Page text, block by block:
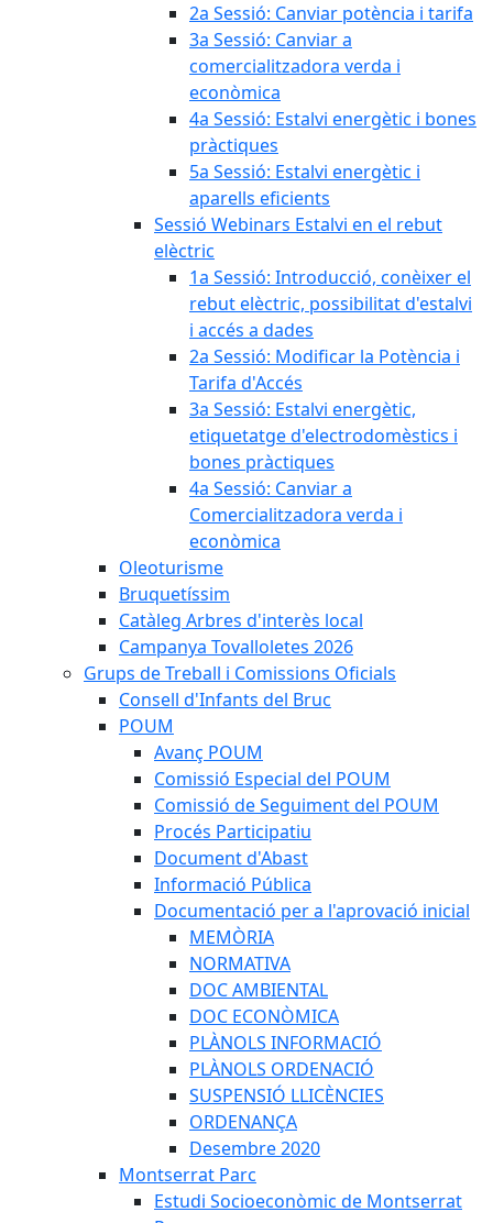
2a Sessió: Canviar potència i tarifa
3a Sessió: Canviar a
comercialitzadora verda i
econòmica
4a Sessió: Estalvi energètic i bones
pràctiques
5a Sessió: Estalvi energètic i
aparells eficients
Sessió Webinars Estalvi en el rebut
elèctric
1a Sessió: Introducció, conèixer el
rebut elèctric, possibilitat d'estalvi
i accés a dades
2a Sessió: Modificar la Potència i
Tarifa d'Accés
3a Sessió: Estalvi energètic,
etiquetatge d'electrodomèstics i
bones pràctiques
4a Sessió: Canviar a
Comercialitzadora verda i
econòmica
Oleoturisme
Bruquetíssim
Catàleg Arbres d'interès local
Campanya Tovalloletes 2026
Grups de Treball i Comissions Oficials
Consell d'Infants del Bruc
POUM
Avanç POUM
Comissió Especial del POUM
Comissió de Seguiment del POUM
Procés Participatiu
Document d'Abast
Informació Pública
Documentació per a l'aprovació inicial
MEMÒRIA
NORMATIVA
DOC AMBIENTAL
DOC ECONÒMICA
PLÀNOLS INFORMACIÓ
PLÀNOLS ORDENACIÓ
SUSPENSIÓ LLICÈNCIES
ORDENANÇA
Desembre 2020
Montserrat Parc
Estudi Socioeconòmic de Montserrat